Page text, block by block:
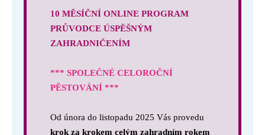
10 MĚSÍČNÍ ONLINE PROGRAM
PRŮVODCE ÚSPĚŠNÝM
ZAHRADNIČENÍM
*** SPOLEČNÉ CELOROČNÍ
PĚSTOVÁNÍ ***
Od února do listopadu 2025 Vás provedu
krok za krokem celým zahradním rokem